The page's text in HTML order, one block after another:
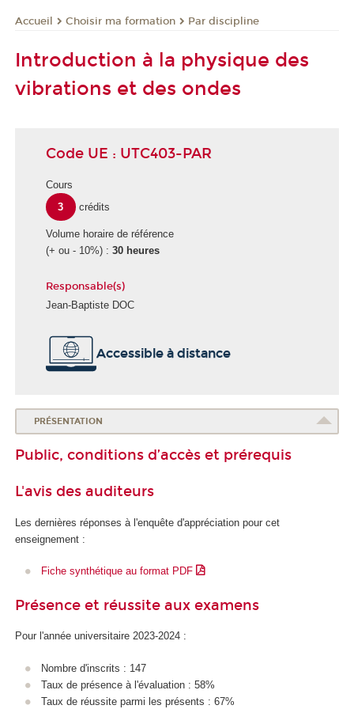
Accueil Choisir ma formation Par discipline
Introduction à la physique des
vibrations et des ondes
Code UE : UTC403-PAR
Cours
3
crédits
Volume horaire de référence
(+ ou - 10%) : 30 heures
Responsable(s)
Jean-Baptiste DOC
Accessible à distance
PRÉSENTATION
Public, conditions d’accès et prérequis
L'avis des auditeurs
Les dernières réponses à l'enquête d'appréciation pour cet
enseignement :
Fiche synthétique au format PDF
Présence et réussite aux examens
Pour l'année universitaire 2023-2024 :
Nombre d'inscrits : 147
Taux de présence à l'évaluation : 58%
Taux de réussite parmi les présents : 67%